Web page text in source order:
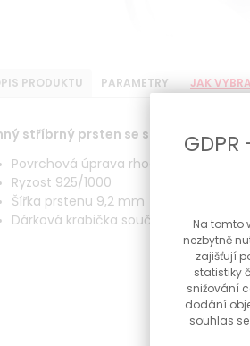
PRODUKTU PARAMETRY JAK
stříbrný prsten se srdíčkem s
Povrchová úprava rhodiování proti
Ryzost 925/1000
Šířka prstenu 9,2 mm
Dárková krabička součástí prstenu
Na tomto
nezbytně
zajišťují
statistiky
snižování
dodání
souhlas